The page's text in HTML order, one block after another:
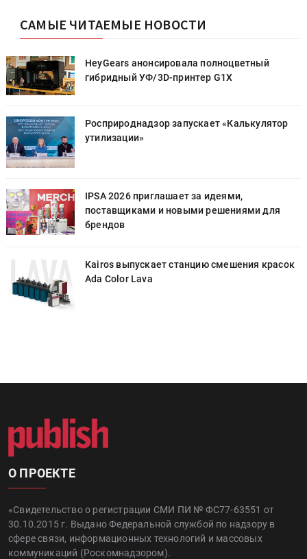
САМЫЕ ЧИТАЕМЫЕ НОВОСТИ
HeyGears анонсировала полноцветный
гибридный УФ/3D-принтер G1X
Росприроднадзор запускает «Калькулятор
утилизации»
IPSA 2026 приглашает за идеями,
поставщиками и новыми решениями для
брендов
Kairos выпускает станцию смешения красок
Ada Color Lava
О ПРОЕКТЕ
«Свидетельство о регистрации СМИ ПИ № ФС77-63551 от
30.10.2015 г. Выдано Федеральной службой по надзору в
сфере связи, информационных технологий и массовых
коммуникаций (Роскомнадзором).